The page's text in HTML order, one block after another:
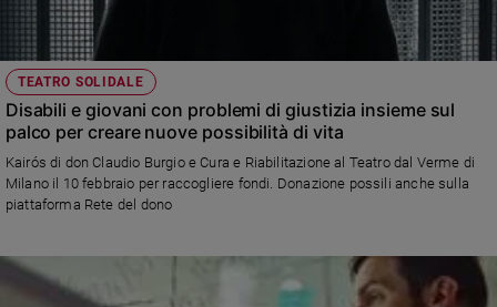
TEATRO SOLIDALE
Disabili e giovani con problemi di giustizia insieme sul
palco per creare nuove possibilità di vita
Kairós di don Claudio Burgio e Cura e Riabilitazione al Teatro dal Verme di
Milano il 10 febbraio per raccogliere fondi. Donazione possili anche sulla
piattaforma Rete del dono